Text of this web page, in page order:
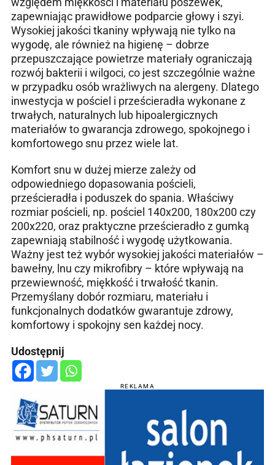
zapewniając prawidłowe podparcie głowy i szyi.
Wysokiej jakości tkaniny wpływają nie tylko na
wygodę, ale również na higienę – dobrze
przepuszczające powietrze materiały ograniczają
rozwój bakterii i wilgoci, co jest szczególnie ważne
w przypadku osób wrażliwych na alergeny. Dlatego
inwestycja w pościel i prześcieradła wykonane z
trwałych, naturalnych lub hipoalergicznych
materiałów to gwarancja zdrowego, spokojnego i
komfortowego snu przez wiele lat.
Komfort snu w dużej mierze zależy od
odpowiedniego dopasowania pościeli,
prześcieradła i poduszek do spania. Właściwy
rozmiar pościeli, np. pościel 140x200, 180x200 czy
200x220, oraz praktyczne prześcieradło z gumką
zapewniają stabilność i wygodę użytkowania.
Ważny jest też wybór wysokiej jakości materiałów –
bawełny, lnu czy mikrofibry – które wpływają na
przewiewność, miękkość i trwałość tkanin.
Przemyślany dobór rozmiaru, materiału i
funkcjonalnych dodatków gwarantuje zdrowy,
komfortowy i spokojny sen każdej nocy.
Udostępnij
REKLAMA